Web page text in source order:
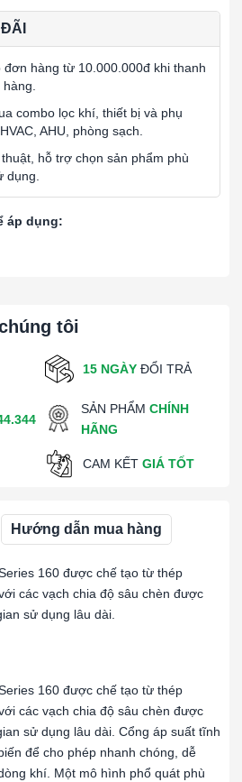
tôi
15 NGÀY ĐỔI TRẢ
SẢN PHẨMCHÍNH
HÃNG
CAM KẾT GIÁ TỐT
Hướng dẫn mua hàng
160 được chế tạo từ thép
các vạch chia độ sâu chèn được
sử dụng lâu dài.
160 được chế tạo từ thép
các vạch chia độ sâu chèn được
sử dụng lâu dài. Cổng áp suất tĩnh
để cho phép nhanh chóng, dễ
khí. Một mô hình phổ quát phù
đơn hàng từ 10.000.000đ khi thanh
combo lọc khí, thiết bị và phụ
AHU, phòng sạch.
hỗ trợ chọn sản phẩm phù
dụng.
áp dụng: